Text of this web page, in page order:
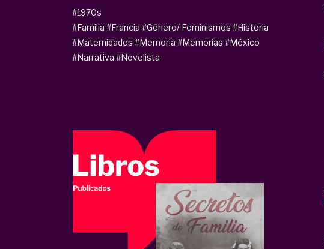
#1970s
#Familia #Francia #Género/ Feminismos #Historia
#Maternidades #Memoria #Memorias #México
#Narrativa #Novelista